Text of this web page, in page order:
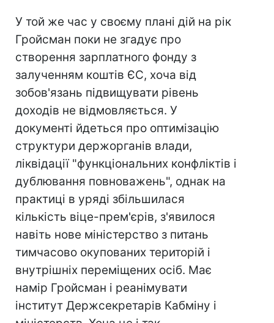
У той же час у своєму плані дій на рік
Гройсман поки не згадує про
створення зарплатного фонду з
залученням коштів ЄС, хоча від
зобов'язань підвищувати рівень
доходів не відмовляється. У
документі йдеться про оптимізацію
структури держорганів влади,
ліквідації "функціональних конфліктів і
дублювання повноважень", однак на
практиці в уряді збільшилася
кількість віце-прем'єрів, з'явилося
навіть нове міністерство з питань
тимчасово окупованих територій і
внутрішніх переміщених осіб. Має
намір Гройсман і реанімувати
інститут Держсекретарів Кабміну і